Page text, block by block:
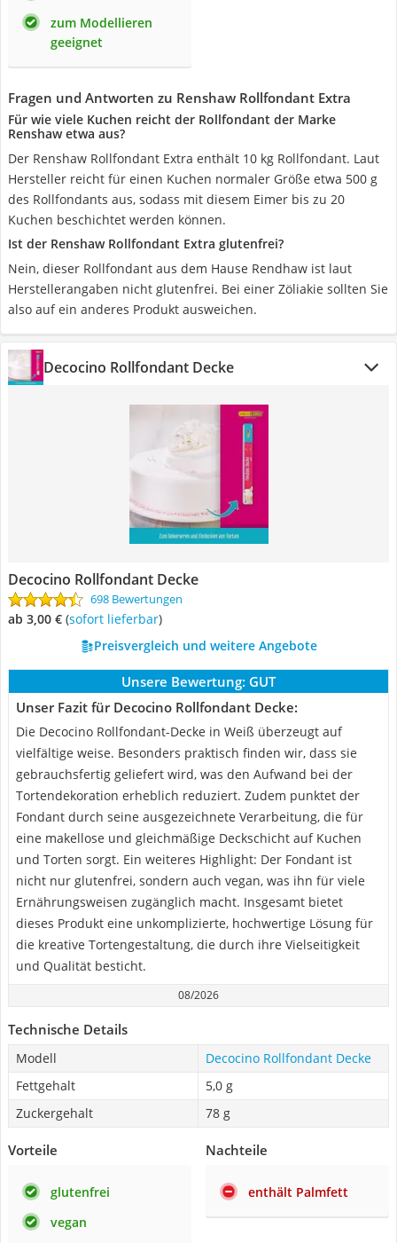
zum Modellieren
geeignet
Fragen und Antworten zu Renshaw Rollfondant Extra
Für wie viele Kuchen reicht der Rollfondant der Marke
Renshaw etwa aus?
Der Renshaw Rollfondant Extra enthält 10 kg Rollfondant. Laut
Hersteller reicht für einen Kuchen normaler Größe etwa 500 g
des Rollfondants aus, sodass mit diesem Eimer bis zu 20
Kuchen beschichtet werden können.
Ist der Renshaw Rollfondant Extra glutenfrei?
Nein, dieser Rollfondant aus dem Hause Rendhaw ist laut
Herstellerangaben nicht glutenfrei. Bei einer Zöliakie sollten Sie
also auf ein anderes Produkt ausweichen.
Decocino Rollfondant Decke
Decocino Rollfondant Decke
698 Bewertungen
ab 3,00 € ( Sofort lieferbar)
Preisvergleich und weitere Angebote
Unsere Bewertung: GUT
Unser Fazit für Decocino Rollfondant Decke:
Die Decocino Rollfondant-Decke in Weiß überzeugt auf
vielfältige weise. Besonders praktisch finden wir, dass sie
gebrauchsfertig geliefert wird, was den Aufwand bei der
Tortendekoration erheblich reduziert. Zudem punktet der
Fondant durch seine ausgezeichnete Verarbeitung, die für
eine makellose und gleichmäßige Deckschicht auf Kuchen
und Torten sorgt. Ein weiteres Highlight: Der Fondant ist
nicht nur glutenfrei, sondern auch vegan, was ihn für viele
Ernährungsweisen zugänglich macht. Insgesamt bietet
dieses Produkt eine unkomplizierte, hochwertige Lösung für
die kreative Tortengestaltung, die durch ihre Vielseitigkeit
und Qualität besticht.
08/2026
Technische Details
Modell
Decocino Rollfondant Decke
Fettgehalt
5,0 g
Zuckergehalt
78 g
Vorteile
glutenfrei
vegan
Nachteile
enthält Palmfett